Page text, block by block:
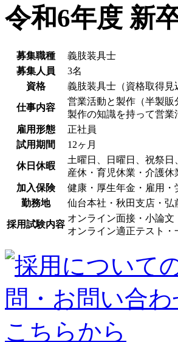
令和6年度 新
募集職種
義肢装具士
募集人員
3名
資格
義肢装具士（資格取得見
仕事内容
営業活動と製作（半製販
製作の知識を持って営
雇用形態
正社員
試用期間
12ヶ月
休日休暇
土曜日、日曜日、祝祭
産休・育児休業・介護
加入保険
健康・厚生年金・雇用・
勤務地
仙台本社・秋田支店・弘
採用試験内容
オンライン面接・小論文
オンライン適正テスト・